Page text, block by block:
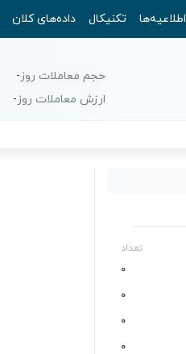
اطلاعیه‌ها تکنیکال داده‌های کلان
حجم معاملات روز-
ارزش معاملات روز-
تعداد
0
0
0
0